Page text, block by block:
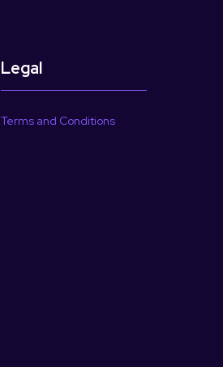
Legal
Terms and Conditions